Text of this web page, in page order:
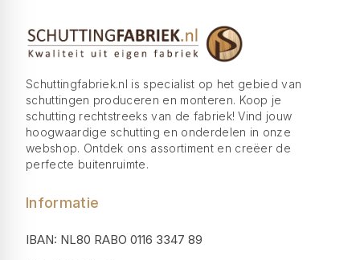
Schuttingfabriek.nl is specialist op het gebied van
schuttingen produceren en monteren. Koop je
schutting rechtstreeks van de fabriek! Vind jouw
hoogwaardige schutting en onderdelen in onze
webshop. Ontdek ons assortiment en creëer de
perfecte buitenruimte.
Informatie
IBAN: NL80 RABO 0116 3347 89